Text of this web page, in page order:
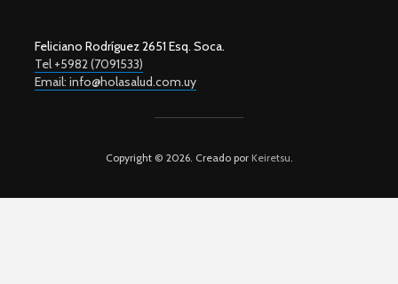
Feliciano Rodríguez 2651 Esq. Soca.
Tel +5982 (7091533)
Email: info@holasalud.com.uy
Copyright © 2026. Creado porKeiretsu.